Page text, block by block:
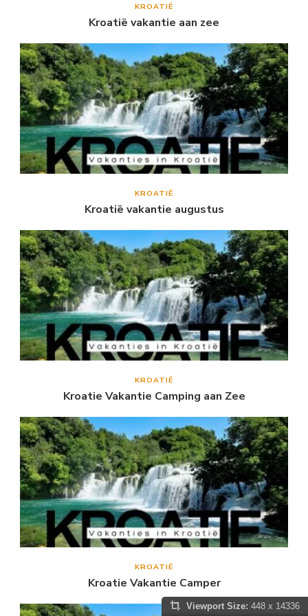
KROATIË
Kroatië vakantie aan zee
KROATIË
Kroatië vakantie augustus
KROATIË
Kroatie Vakantie Camping aan Zee
KROATIË
Kroatie Vakantie Camper
Viewport Size: 448 x 14336